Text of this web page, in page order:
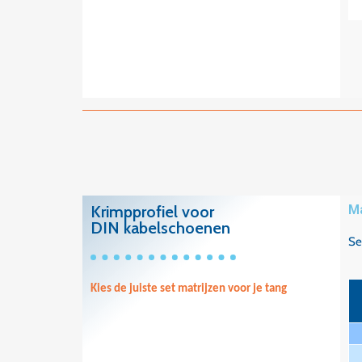
Krimpprofiel voor
DIN kabelschoenen
Kies de juiste set matrijzen voor je tang